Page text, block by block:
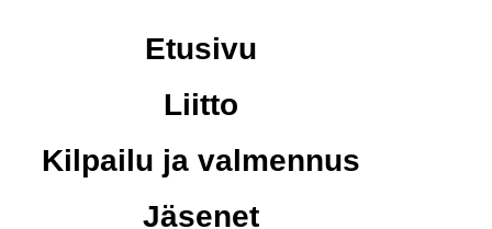
Etusivu
Liitto
Kilpailu ja valmennus
Jäsenet